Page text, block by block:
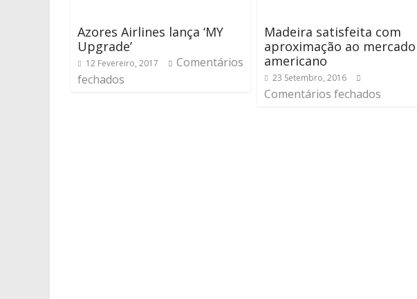
Azores Airlines lança ‘MY
Upgrade’
12 Fevereiro, 2017
Comentários
fechados
Madeira satisfeita com
aproximação ao mercado
americano
23 Setembro, 2016
Comentários fechados